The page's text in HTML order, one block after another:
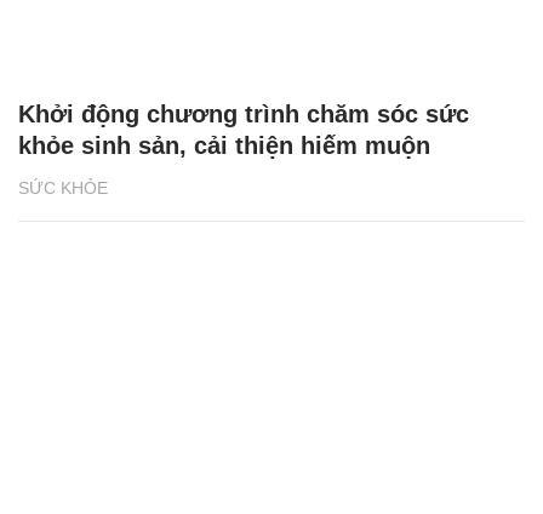
SỨC KHỎE
Khởi động chương trình chăm sóc sức
khỏe sinh sản, cải thiện hiếm muộn